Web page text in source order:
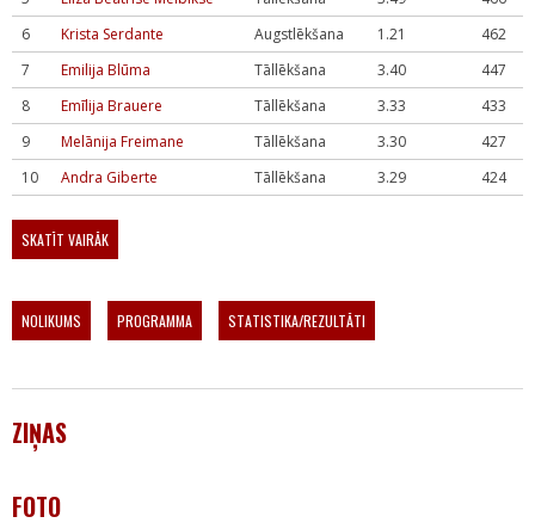
6
Krista Serdante Augstlēkšana 1.21
462
7
Emilija Blūma Tāllēkšana 3.40
447
8
Emīlija Brauere Tāllēkšana 3.33
433
9
Melānija Freimane Tāllēkšana 3.30
427
10
Andra Giberte Tāllēkšana 3.29 424
SKATĪT VAIRĀK
NOLIKUMS PROGRAMMA STATISTIKA/REZULTĀTI
ZIŅAS
FOTO